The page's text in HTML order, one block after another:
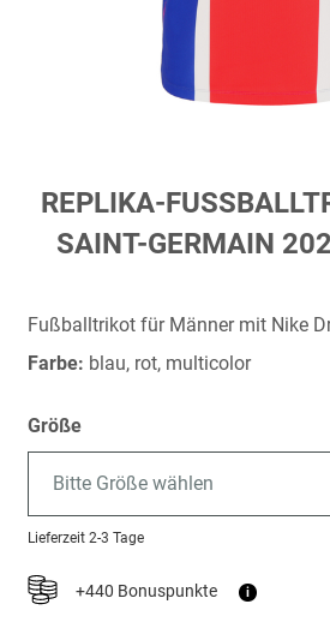
Zum
Anfang
REPLIKA-
AINT-GERMAIN
Fußballtrikot für Männer mit Nike
Farbe: blau, rot, multicolor
Größe
Bitte Größe wählen
Lieferzeit 2-3 Tage
+440 Bonuspunkte i